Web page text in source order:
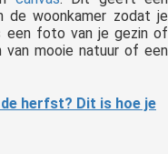
de woonkamer zodat je
een foto van je gezin of
mooie natuur of een
herfst? Dit is hoe je